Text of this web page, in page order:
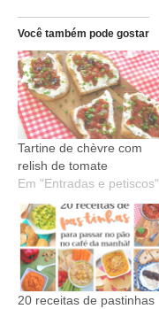
Você também pode gostar
Tartine de chèvre com
relish de tomate
Em "Entradas e petiscos"
20 receitas de pastinhas